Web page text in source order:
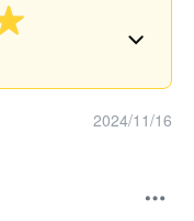
2024/11/16